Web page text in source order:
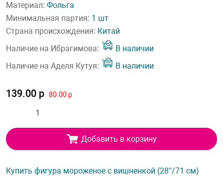
Материал: Фольга
Минимальная партия: 1 шт
Страна происхождения: Китай
Наличие на Ибрагимова:
В наличии
Наличие на Аделя Кутуя:
В наличии
139.00 р 80.00 р
Добавить в корзину
Купить фигура мороженое с вишненкой (28''/71 см)